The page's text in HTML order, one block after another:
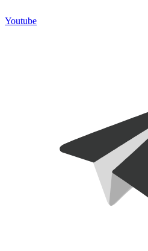
Youtube